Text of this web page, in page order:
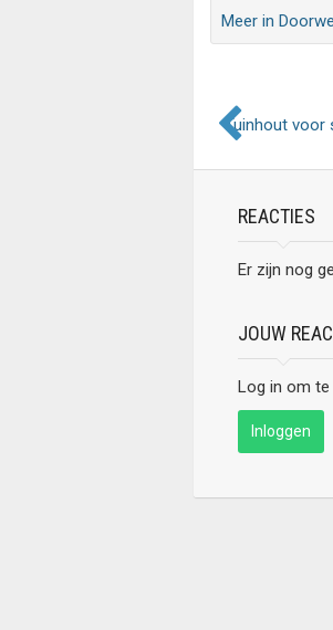
Meer in
Tuinhout voor
REACTIES
Er zijn nog
JOUW
Log in om te
Inloggen